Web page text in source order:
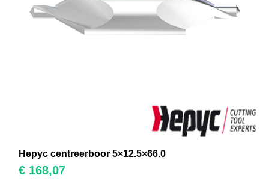
Hepyc centreerboor 5×12.5×66.0
€ 168,07